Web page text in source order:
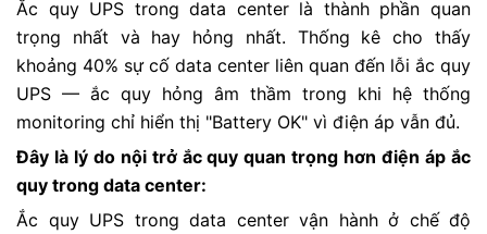
Ắc quy UPS trong data center là thành phần quan
trọng nhất và hay hỏng nhất. Thống kê cho thấy
khoảng 40% sự cố data center liên quan đến lỗi ắc quy
UPS — ắc quy hỏng âm thầm trong khi hệ thống
monitoring chỉ hiển thị "Battery OK" vì điện áp vẫn đủ.
Đây là lý do nội trở ắc quy quan trọng hơn điện áp ắc
quy trong data center:
Ắc quy UPS trong data center vận hành ở chế độ